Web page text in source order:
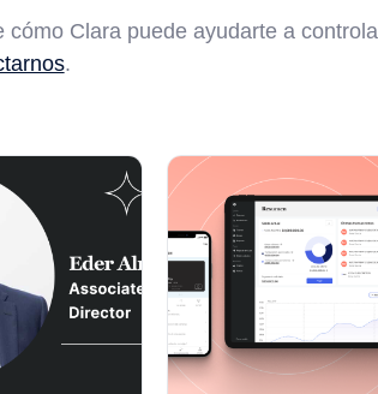
cómo Clara puede ayudarte a
.